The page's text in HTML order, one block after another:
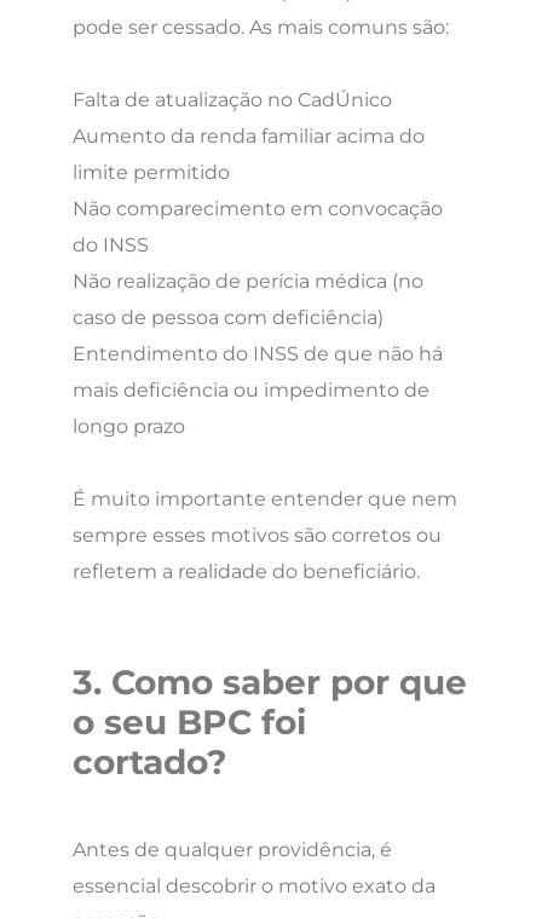
pode ser cessado. As mais comuns são:
Falta de atualização no CadÚnico
Aumento da renda familiar acima do
limite permitido
Não comparecimento em convocação
do INSS
Não realização de perícia médica (no
caso de pessoa com deficiência)
Entendimento do INSS de que não há
mais deficiência ou impedimento de
longo prazo
É muito importante entender que nem
sempre esses motivos são corretos ou
refletem a realidade do beneficiário.
3. Como saber por que
o seu BPC foi
cortado?
Antes de qualquer providência, é
essencial descobrir o motivo exato da